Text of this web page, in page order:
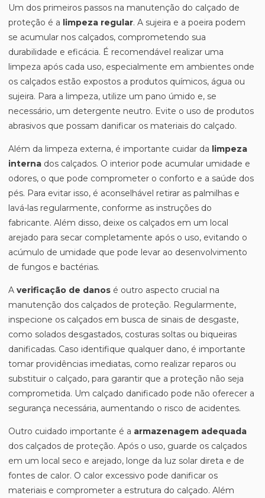
Um dos primeiros passos na manutenção do calçado de
proteção é a limpeza regular. A sujeira e a poeira podem
se acumular nos calçados, comprometendo sua
durabilidade e eficácia. É recomendável realizar uma
limpeza após cada uso, especialmente em ambientes onde
os calçados estão expostos a produtos químicos, água ou
sujeira. Para a limpeza, utilize um pano úmido e, se
necessário, um detergente neutro. Evite o uso de produtos
abrasivos que possam danificar os materiais do calçado.
Além da limpeza externa, é importante cuidar da limpeza
interna dos calçados. O interior pode acumular umidade e
odores, o que pode comprometer o conforto e a saúde dos
pés. Para evitar isso, é aconselhável retirar as palmilhas e
lavá-las regularmente, conforme as instruções do
fabricante. Além disso, deixe os calçados em um local
arejado para secar completamente após o uso, evitando o
acúmulo de umidade que pode levar ao desenvolvimento
de fungos e bactérias.
A verificação de danos é outro aspecto crucial na
manutenção dos calçados de proteção. Regularmente,
inspecione os calçados em busca de sinais de desgaste,
como solados desgastados, costuras soltas ou biqueiras
danificadas. Caso identifique qualquer dano, é importante
tomar providências imediatas, como realizar reparos ou
substituir o calçado, para garantir que a proteção não seja
comprometida. Um calçado danificado pode não oferecer a
segurança necessária, aumentando o risco de acidentes.
Outro cuidado importante é a armazenagem adequada
dos calçados de proteção. Após o uso, guarde os calçados
em um local seco e arejado, longe da luz solar direta e de
fontes de calor. O calor excessivo pode danificar os
materiais e comprometer a estrutura do calçado. Além